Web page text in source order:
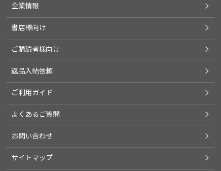
企業情報
書店様向け
ご購読者様向け
返品入帖依頼
ご利用ガイド
よくあるご質問
お問い合わせ
サイトマップ